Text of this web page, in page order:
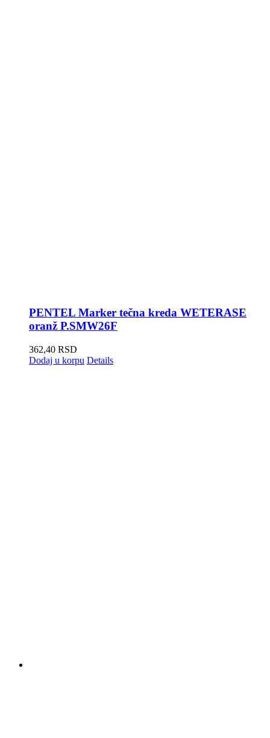
PENTEL Marker tečna kreda WETERASE
oranž P.SMW26F
362,40 RSD
Dodaj u korpu Details